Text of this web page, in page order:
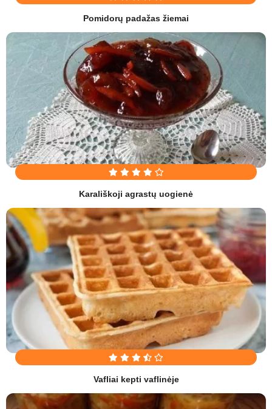
Pomidorų padažas žiemai
Karališkoji agrastų uogienė
Vafliai kepti vaflinėje